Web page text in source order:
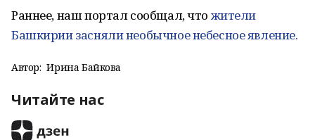
Раннее, наш портал сообщал, что жители
Башкирии засняли необычное небесное явление.
Автор: Ирина Байкова
Читайте нас